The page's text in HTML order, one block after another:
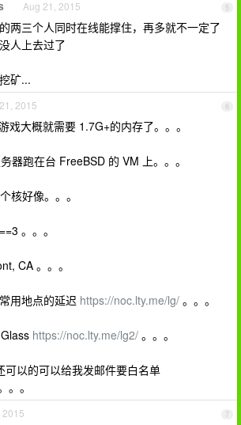
5
Aug 21, 2015
两三个人同时在线能撑住，再多就不一定了
人上去过了
矿...
6
2015
戏大概就需要 1.7G+的内存了。。。
器跑在台 FreeBSD 的 VM 上。。。
核好像。。。
。。。
CA 。。。
用地点的延迟 https://noc.lty.me/lg/ 。。。
https://noc.lty.me/lg2/ 。。。
可以的可以给我发邮件要白名单
。。
7
2015